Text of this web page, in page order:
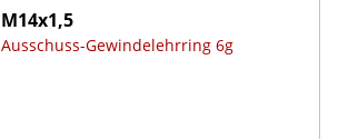
M14x1,5
Ausschuss-Gewindelehrring 6g